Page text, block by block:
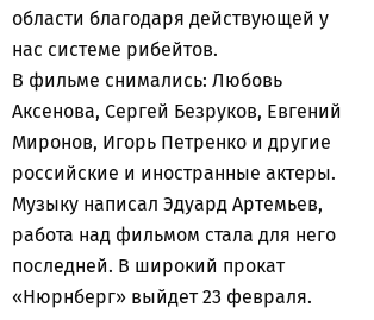
области благодаря действующей у
нас системе рибейтов.
В фильме снимались: Любовь
Аксенова, Сергей Безруков, Евгений
Миронов, Игорь Петренко и другие
российские и иностранные актеры.
Музыку написал Эдуард Артемьев,
работа над фильмом стала для него
последней. В широкий прокат
«Нюрнберг» выйдет 23 февраля.